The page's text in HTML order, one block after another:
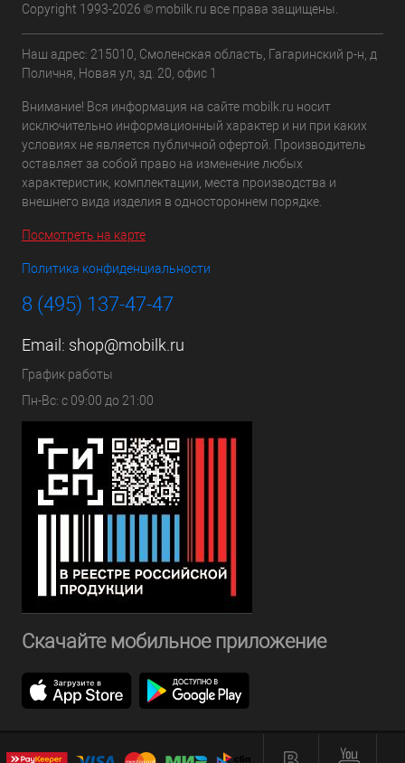
Copyright 1993-2026 © mobilk.ru все права защищены.
Наш адрес: 215010, Смоленская область, Гагаринский р-н, д
Поличня, Новая ул, зд. 20, офис 1
Внимание! Вся информация на сайте mobilk.ru носит
исключительно информационный характер и ни при каких
условиях не является публичной офертой. Производитель
оставляет за собой право на изменение любых
характеристик, комплектации, места производства и
внешнего вида изделия в одностороннем порядке.
Посмотреть на карте
Политика конфиденциальности
8 (495) 137-47-47
Email: shop@mobilk.ru
График работы
Пн-Вс: с 09:00 до 21:00
Скачайте мобильное приложение